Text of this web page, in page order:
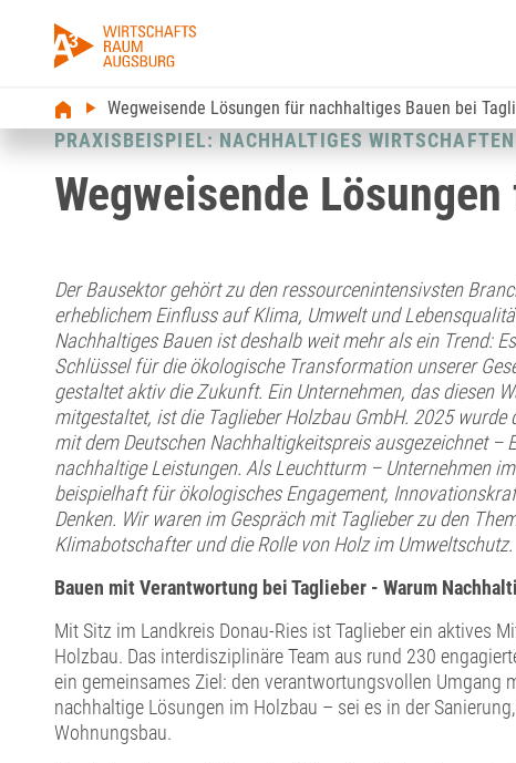
Wegweisende Lösungen für nachhaltiges Bauen bei
PRAXISBEISPIEL: NACHHALTIGES WIRTSCHAFTEN
Wegweisende
Der Bausektor gehört zu den ressourcenintensivsten
erheblichem Einfluss auf Klima, Umwelt und
Nachhaltiges Bauen ist deshalb weit mehr als ein Trend:
Schlüssel für die ökologische Transformation unserer
gestaltet aktiv die Zukunft. Ein Unternehmen, das diesen
mitgestaltet, ist die Taglieber Holzbau GmbH. 2025 wurde
mit dem Deutschen Nachhaltigkeitspreis ausgezeichnet –
nachhaltige Leistungen. Als Leuchtturm – Unternehmen
beispielhaft für ökologisches Engagement,
Denken. Wir waren im Gespräch mit Taglieber zu den
Klimabotschafter und die Rolle von Holz im Umweltschutz.
Bauen mit Verantwortung bei Taglieber - Warum
Mit Sitz im Landkreis Donau-Ries ist Taglieber ein aktives
Holzbau. Das interdisziplinäre Team aus rund 230
ein gemeinsames Ziel: den verantwortungsvollen Umgang
nachhaltige Lösungen im Holzbau – sei es in der
Wohnungsbau.